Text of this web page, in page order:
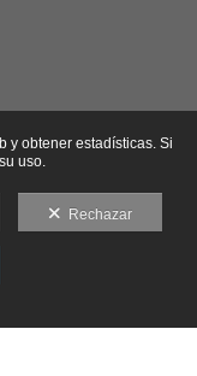
y obtener estadísticas. Si
uso.
Rechazar